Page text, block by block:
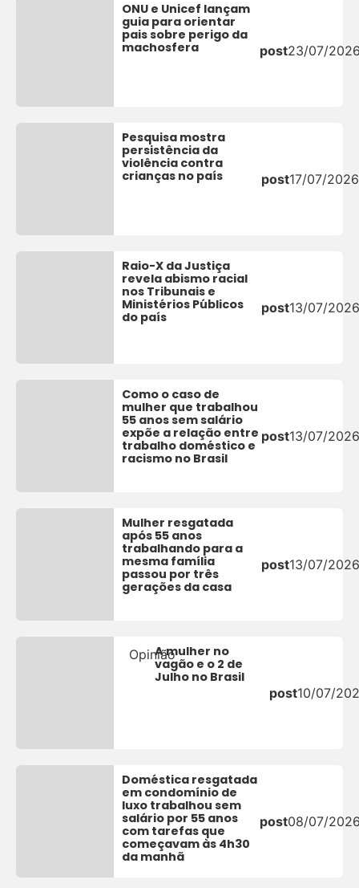
ONU e Unicef lançam
guia para orientar
pais sobre perigo da
machosfera
post23/07/
Pesquisa mostra
persistência da
violência contra
crianças no país
post17/07/2026
Raio-X da Justiça
revela abismo racial
nos Tribunais e
Ministérios Públicos
do país​
post13/07/2026
Como o caso de
mulher que trabalhou
55 anos sem salário
expõe a relação entre
trabalho doméstico e
racismo no Brasil
post13/07/2026
Mulher resgatada
após 55 anos
trabalhando para a
mesma família
passou por três
gerações da casa
post13/07/2026
OpiniãoA mulher no
vagão e o 2 de
Julho no Brasil
post10/07/
Doméstica resgatada
em condomínio de
luxo trabalhou sem
salário por 55 anos
com tarefas que
começavam às 4h30
da manhã
post08/07/